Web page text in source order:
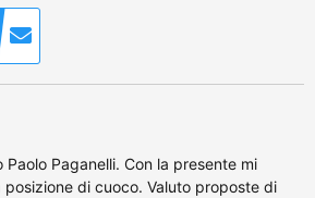
Paolo Paganelli. Con la presente mi
di cuoco. Valuto proposte di